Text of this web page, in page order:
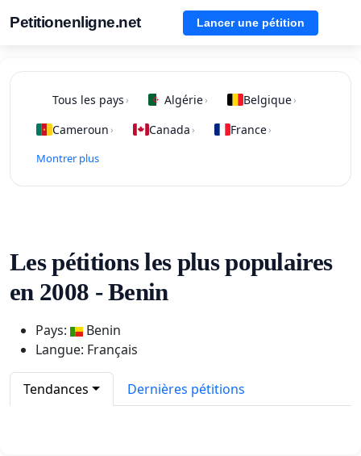
Petitionenligne.net Lancer une pétition
Tous les pays › Algérie› Belgique›
Cameroun › Canada › France›
Montrer plus
Les pétitions les plus populaires
en 2008 - Benin
Pays:
Benin
Langue: Français
Tendances Dernières pétitions